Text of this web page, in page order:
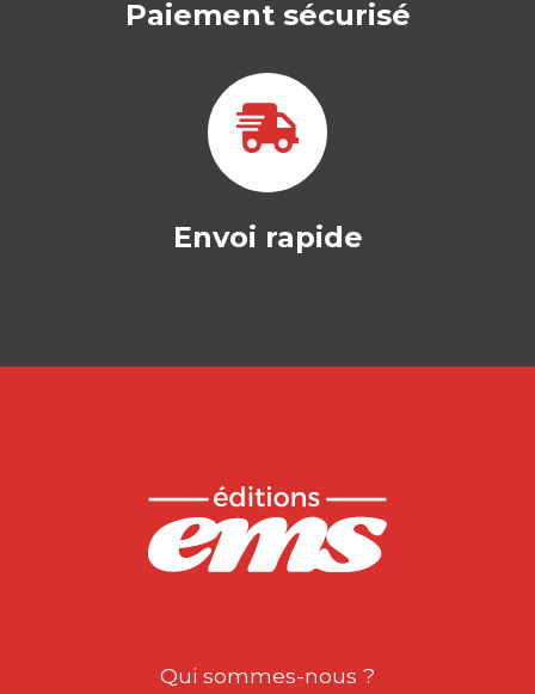
Paiement sécurisé
Envoi rapide
Qui sommes-nous ?